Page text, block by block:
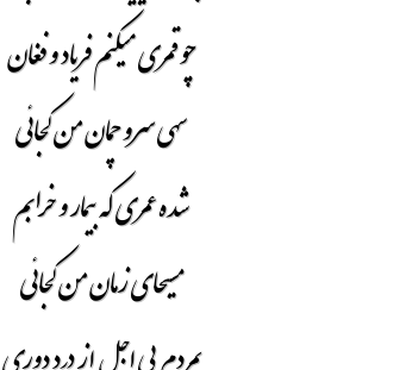
چو قمری میکنم فریاد و فغان
سهی سرو چمان من کجائی
شده عمری که بیمار و خرابم
مسیحای زمان من کجائی